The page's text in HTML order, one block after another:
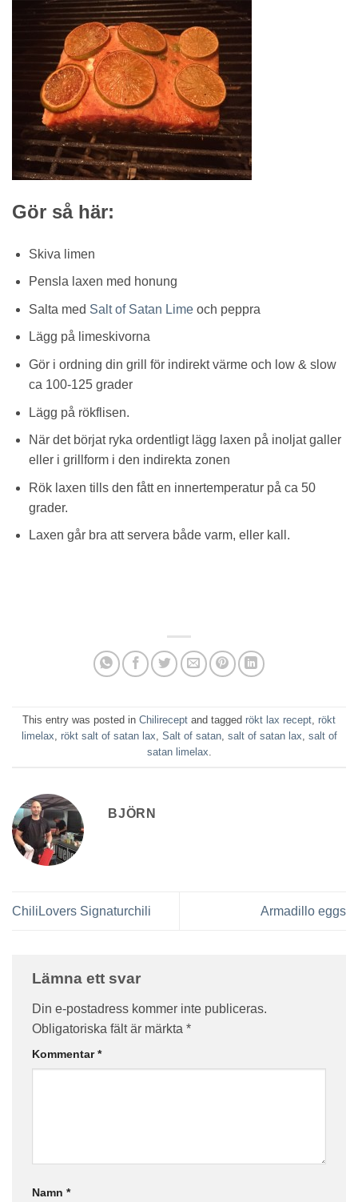
Gör så här:
Skiva limen
Pensla laxen med honung
Salta med Salt of Satan Limeoch peppra
Lägg på limeskivorna
Gör i ordning din grill för indirekt värme och low & slow
ca 100-125 grader
Lägg på rökflisen.
När det börjat ryka ordentligt lägg laxen på inoljat galler
eller i grillform i den indirekta zonen
Rök laxen tills den fått en innertemperatur på ca 50
grader.
Laxen går bra att servera både varm, eller kall.
This entry was posted in Chilirecept and tagged rökt lax recept, rökt
limelax, rökt salt of satan lax, Salt of satan, salt of satan lax, salt of
satan limelax.
BJÖRN
ChiliLovers Signaturchili Armadillo eggs
Lämna ett svar
Din e-postadress kommer inte publiceras.
Obligatoriska fält är märkta *
Kommentar*
Namn *